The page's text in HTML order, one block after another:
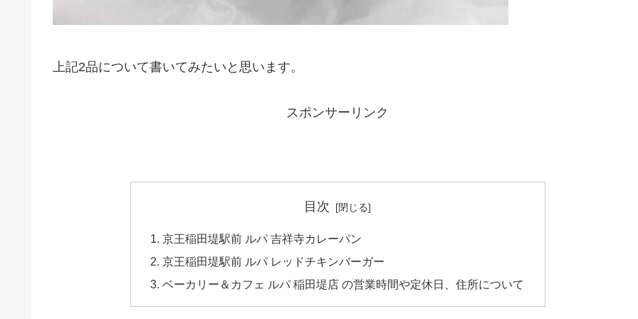
上記2品について書いてみたいと思います。
スポンサーリンク
目次
京王稲田堤駅前 ルパ 吉祥寺カレーパン
京王稲田堤駅前 ルパ レッドチキンバーガー
ベーカリー＆カフェ ルパ 稲田堤店 の営業時間や定休日、住所について